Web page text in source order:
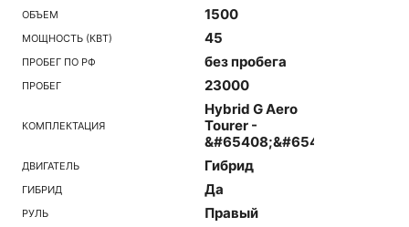
ОБЪЕМ 1500
МОЩНОСТЬ (КВТ) 45
ПРОБЕГ ПО РФ без пробега
ПРОБЕГ 23000
КОМПЛЕКТАЦИЯ
Hybrid G Aero
Tourer -
&#65408;&#65438;
ДВИГАТЕЛЬ Гибрид
ГИБРИД Да
РУЛЬ Правый